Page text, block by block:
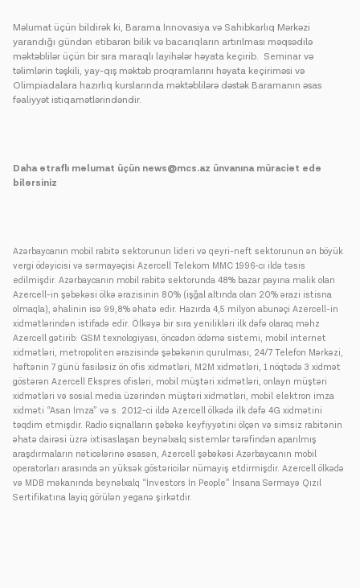
Məlumat üçün bildirək ki, Barama İnnovasiya və Sahibkarlıq Mərkəzi
yarandığı gündən etibarən bilik və bacarıqların artırılması məqsədilə
məktəblilər üçün bir sıra maraqlı layihələr həyata keçirib. Seminar və
təlimlərin təşkili, yay-qış məktəb proqramlarını həyata keçiriməsi və
Olimpiadalara hazırlıq kurslarında məktəblilərə dəstək Baramanın əsas
fəaliyyət istiqamətlərindəndir.
Daha ətraflı məlumat üçün news@mcs.az ünvanına müraciət edə
bilərsiniz
Azərbaycanın mobil rabitə sektorunun lideri və qeyri-neft sektorunun ən böyük
vergi ödəyicisi və sərmayəçisi Azercell Telekom MMC 1996-cı ildə təsis
edilmişdir. Azərbaycanın mobil rabitə sektorunda 48% bazar payına malik olan
Azercell-in şəbəkəsi ölkə ərazisinin 80% (işğal altında olan 20% ərazi istisna
olmaqla), əhalinin isə 99,8% əhatə edir. Hazırda 4,5 milyon abunəçi Azercell-in
xidmətlərindən istifadə edir. Ölkəyə bir sıra yenilikləri ilk dəfə olaraq məhz
Azercell gətirib: GSM texnologiyası, öncədən ödəmə sistemi, mobil internet
xidmətləri, metropoliten ərazisində şəbəkənin qurulması, 24/7 Telefon Mərkəzi,
həftənin 7 günü fasiləsiz ön ofis xidmətləri, M2M xidmətləri, 1 nöqtədə 3 xidmət
göstərən Azercell Ekspres ofisləri, mobil müştəri xidmətləri, onlayn müştəri
xidmətləri və sosial media üzərindən müştəri xidmətləri, mobil elektron imza
xidməti “Asan İmza” və s. 2012-ci ildə Azercell ölkədə ilk dəfə 4G xidmətini
təqdim etmişdir. Radio siqnalların şəbəkə keyfiyyətini ölçən və simsiz rabitənin
əhatə dairəsi üzrə ixtisaslaşan beynəlxalq sistemlər tərəfindən aparılmış
araşdırmaların nəticələrinə əsasən, Azercell şəbəkəsi Azərbaycanın mobil
operatorları arasında ən yüksək göstəricilər nümayiş etdirmişdir. Azercell ölkədə
və MDB məkanında beynəlxalq “İnvestors İn People” İnsana Sərmayə Qızıl
Sertifikatına layiq görülən yeganə şirkətdir.